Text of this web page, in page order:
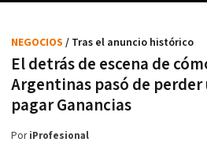
El detrás de escena de
Argentinas pasó de perder
pagar Ganancias
NEGOCIOS / Tras el anuncio histórico
PoriProfesional